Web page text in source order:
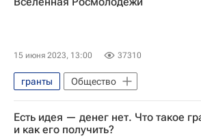
15 июня 2023, 13:00 37310
гранты
Общество
Ксения Разуваева
Сенеж
Центр знаний Машук
Есть идея — денег нет. Что такое
и как его получить?